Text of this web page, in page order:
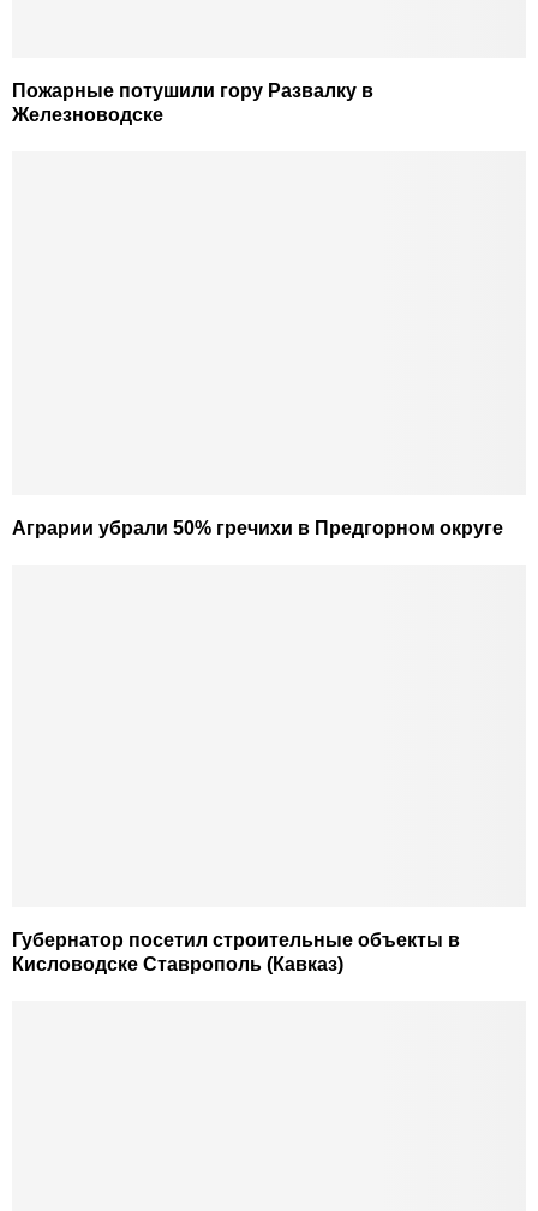
Пожарные потушили гору Развалку в
Железноводске
Аграрии убрали 50% гречихи в Предгорном округе
Губернатор посетил строительные объекты в
Кисловодске Ставрополь (Кавказ)